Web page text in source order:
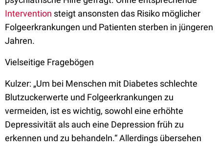
Intervention steigt ansonsten das Risiko möglicher
Folgeerkrankungen und Patienten sterben in jüngeren
Jahren.
Vielseitige Fragebögen
Kulzer: „Um bei Menschen mit Diabetes schlechte
Blutzuckerwerte und Folgeerkrankungen zu
vermeiden, ist es wichtig, sowohl eine erhöhte
Depressivität als auch eine Depression früh zu
erkennen und zu behandeln.“ Allerdings übersehen